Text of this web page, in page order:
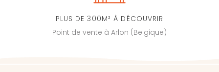
PLUS DE 300M² À DÉCOUVRIR
Point de vente à Arlon (Belgique)